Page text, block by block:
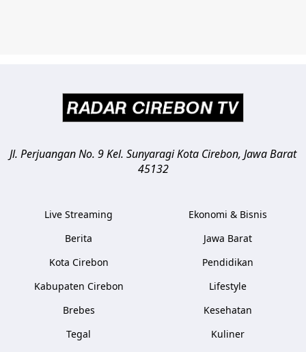
Jl. Perjuangan No. 9 Kel. SunyaragiKota Cirebon, Jawa Barat
45132
Live Streaming
Berita
Kota Cirebon
Kabupaten Cirebon
Brebes
Tegal
Ekonomi & Bisnis
Jawa Barat
Pendidikan
Lifestyle
Kesehatan
Kuliner